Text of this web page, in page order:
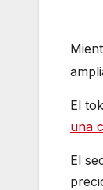
El
una
El